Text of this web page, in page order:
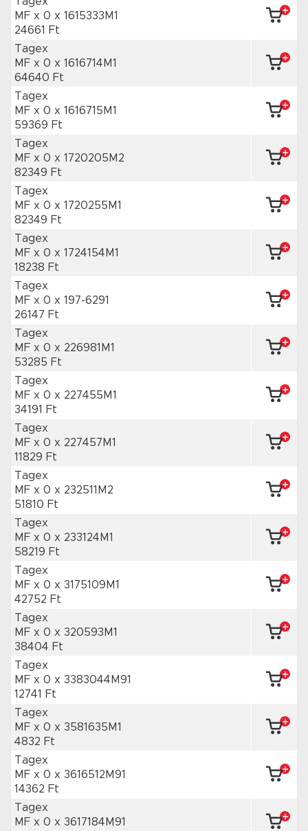
MF x 0 x 1615333M1
24661 Ft
Tagex
MF x 0 x 1616714M1
64640 Ft
Tagex
MF x 0 x 1616715M1
59369 Ft
Tagex
MF x 0 x 1720205M2
82349 Ft
Tagex
MF x 0 x 1720255M1
82349 Ft
Tagex
MF x 0 x 1724154M1
18238 Ft
Tagex
MF x 0 x 197-6291
26147 Ft
Tagex
MF x 0 x 226981M1
53285 Ft
Tagex
MF x 0 x 227455M1
34191 Ft
Tagex
MF x 0 x 227457M1
11829 Ft
Tagex
MF x 0 x 232511M2
51810 Ft
Tagex
MF x 0 x 233124M1
58219 Ft
Tagex
MF x 0 x 3175109M1
42752 Ft
Tagex
MF x 0 x 320593M1
38404 Ft
Tagex
MF x 0 x 3383044M91
12741 Ft
Tagex
MF x 0 x 3581635M1
4832 Ft
Tagex
MF x 0 x 3616512M91
14362 Ft
Tagex
MF x 0 x 3617184M91